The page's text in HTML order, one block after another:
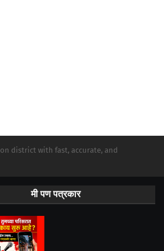
district with fast, accurate, and
मी पण पत्रकार